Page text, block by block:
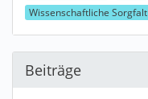
Wissenschaftliche Sorgfalt
Beiträge